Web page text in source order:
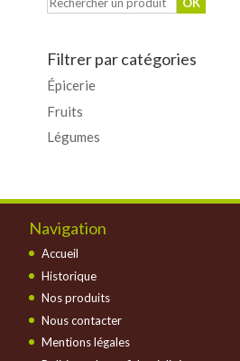
Filtrer par catégories
Épicerie
Fruits
Légumes
Navigation
Accueil
Historique
Nos produits
Nous contacter
Mentions légales